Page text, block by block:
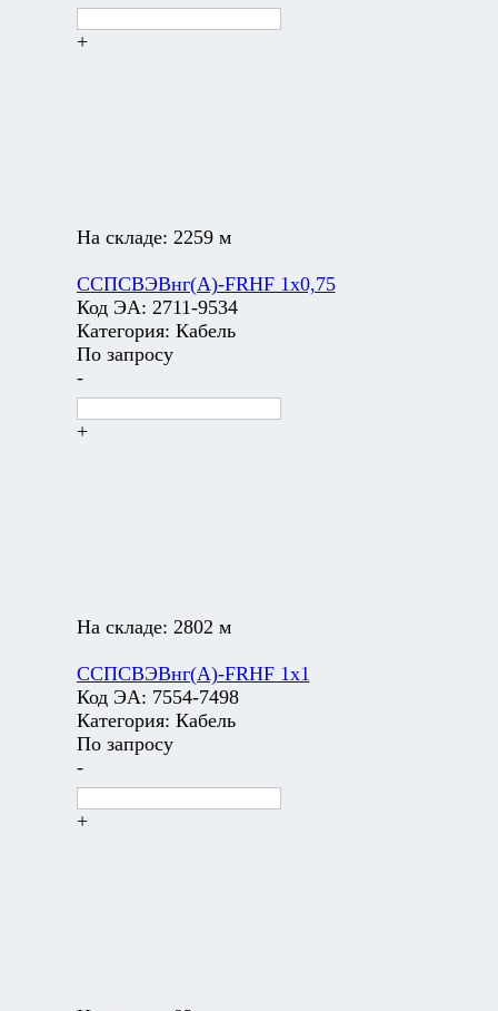
+
На складе: 2259 м
ССПСВЭВнг(А)-FRHF 1х0,75
Код ЭА: 2711-9534
Категория: Кабель
По запросу
-
+
На складе: 2802 м
ССПСВЭВнг(А)-FRHF 1х1
Код ЭА: 7554-7498
Категория: Кабель
По запросу
-
+